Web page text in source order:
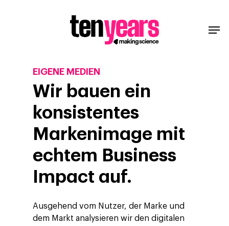
EIGENE MEDIEN
Wir bauen ein
konsistentes
Markenimage mit
echtem Business
Impact auf.
Ausgehend vom Nutzer, der Marke und
dem Markt analysieren wir den digitalen